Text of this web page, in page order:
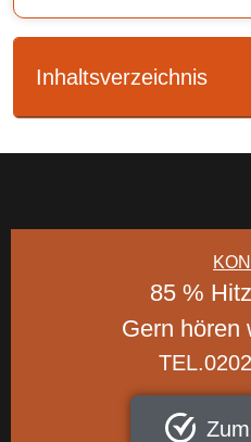
Inhaltsverzeichnis
85 %
Gern hören